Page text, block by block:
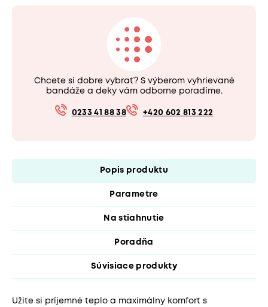
Chcete si dobre vybrať? S výberom vyhrievané
bandáže a deky vám odborne poradíme.
0233 41 88 38 +420 602 813 222
Popis produktu
Parametre
Na stiahnutie
Poradňa
Súvisiace produkty
Užite si príjemné teplo a maximálny komfort s